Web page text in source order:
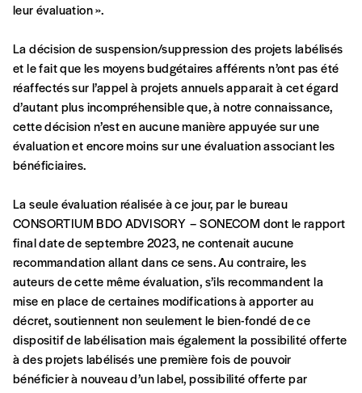
*champs obligatoires
Abonnement
1 an = 5 numéros
20€*/an
*Prix indicatif, frais de port inclus
Par numéro
5€*
*Prix indicatif, frais de port inclus
Je m'abonne à l'Imag
Format papier (livraison uniquement
en Belgique)
Format numérique
leur évaluation ».
La décision de suspension/suppression des projets labélisés
et le fait que les moyens budgétaires afférents n’ont pas été
réaffectés sur l’appel à projets annuels apparait à cet égard
d’autant plus incompréhensible que, à notre connaissance,
cette décision n’est en aucune manière appuyée sur une
évaluation et encore moins sur une évaluation associant les
bénéficiaires.
La seule évaluation réalisée à ce jour, par le bureau
CONSORTIUM BDO ADVISORY – SONECOM dont le rapport
final date de septembre 2023, ne contenait aucune
recommandation allant dans ce sens. Au contraire, les
auteurs de cette même évaluation, s’ils recommandent la
mise en place de certaines modifications à apporter au
décret, soutiennent non seulement le bien-fondé de ce
dispositif de labélisation mais également la possibilité offerte
à des projets labélisés une première fois de pouvoir
bénéficier à nouveau d’un label, possibilité offerte par